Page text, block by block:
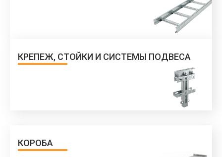
КРЕПЕЖ, СТОЙКИ И СИСТЕМЫ ПОДВЕСА
КОРОБА